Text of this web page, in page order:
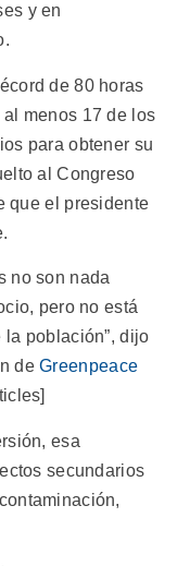
y en
de 80 horas
menos 17 de los
para obtener su
al Congreso
que el presidente
no son nada
pero no está
población”, dijo
deGreenpeace
esa
secundarios